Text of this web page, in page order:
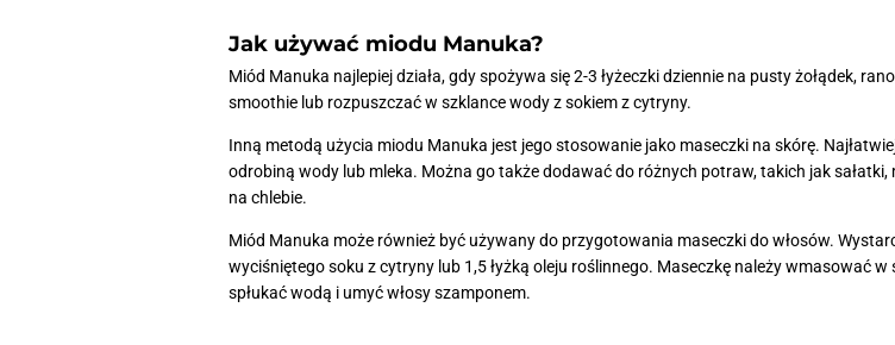
Jak używać miodu Manuka?
Miód Manuka najlepiej działa, gdy spożywa się 2-3 łyżeczki dziennie na pusty żołądek,
smoothie lub rozpuszczać w szklance wody z sokiem z cytryny.
Inną metodą użycia miodu Manuka jest jego stosowanie jako maseczki na skórę.
odrobiną wody lub mleka. Można go także dodawać do różnych potraw, takich jak
na chlebie.
Miód Manuka może również być używany do przygotowania maseczki do włosów.
wyciśniętego soku z cytryny lub 1,5 łyżką oleju roślinnego. Maseczkę należy wmasować
spłukać wodą i umyć włosy szamponem.